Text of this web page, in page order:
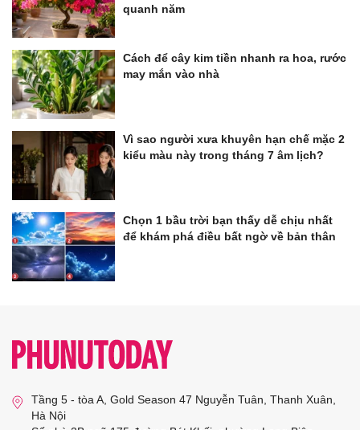
quanh năm
Cách để cây kim tiền nhanh ra hoa, rước
may mắn vào nhà
Vì sao người xưa khuyên hạn chế mặc 2
kiểu màu này trong tháng 7 âm lịch?
Chọn 1 bầu trời bạn thấy dễ chịu nhất
để khám phá điều bất ngờ về bản thân
Tầng 5 - tòa A, Gold Season 47 Nguyễn Tuân, Thanh Xuân,
Hà Nội